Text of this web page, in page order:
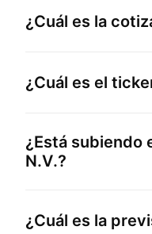
¿Cuál es la
¿Cuál es el
¿Está subiendo
N.V.?
¿Cuál es la